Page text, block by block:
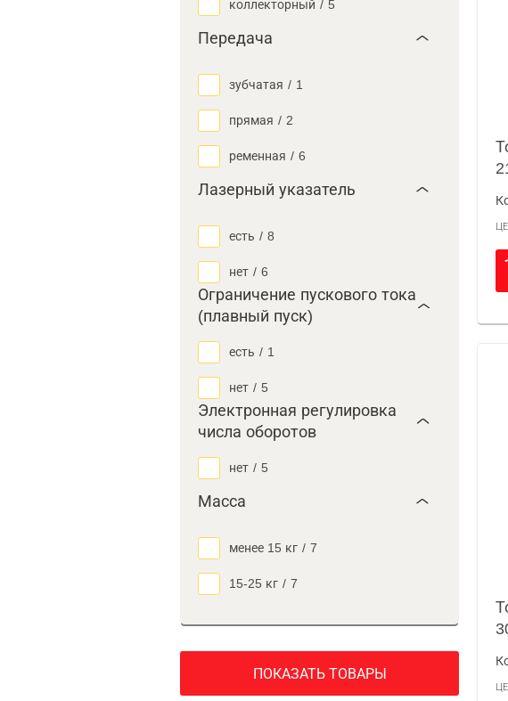
коллекторный / 5
Передача
зубчатая / 1
прямая / 2
ременная / 6
Лазерный указатель
есть / 8
нет / 6
Ограничение пускового тока
(плавный пуск)
есть / 1
нет / 5
Электронная регулировка
числа оборотов
нет / 5
Масса
менее 15 кг / 7
15-25 кг / 7
ПОКАЗАТЬ ТОВАРЫ